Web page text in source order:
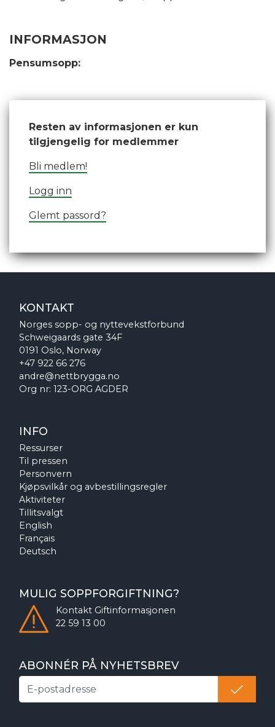
INFORMASJON
Pensumsopp:
Resten av informasjonen er kun
tilgjengelig for medlemmer
Bli medlem!
Logg inn
Glemt passord?
KONTAKT
Norges sopp- og nyttevekstforbund
Schweigaards gate 34F
0191 Oslo, Norway
+47 922 66 276
andre@nettbrygga.no
Org nr: 123-ORG AGDER
INFO
Ressurser
Til pressen
Personvern
Kjøpsvilkår og avbestillingsregler
Aktiviteter
Tillitsvalgt
English
Français
Deutsch
MULIG SOPPFORGIFTNING?
Kontakt Giftinformasjonen
22 59 13 00
ABONNÉR PÅ NYHETSBREV